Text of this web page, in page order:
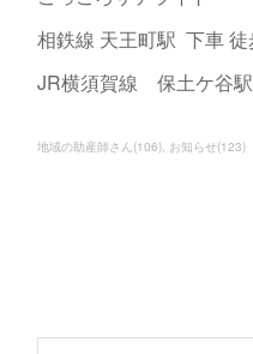
相鉄線 天王町駅 下車 徒
JR横須賀線 保土ケ谷
地域の助産師さん(106) お知らせ(123)